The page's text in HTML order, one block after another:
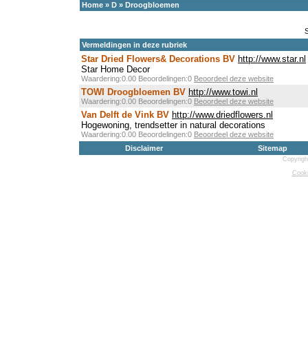
Home » D » Droogbloemen
Vermeldingen in deze rubriek
Star Dried Flowers& Decorations BV http://www.star.nl
Star Home Decor
Waardering:0.00 Beoordelingen:0 Beoordeel deze website
TOWI Droogbloemen BV http://www.towi.nl
Waardering:0.00 Beoordelingen:0 Beoordeel deze website
Van Delft de Vink BV http://www.driedflowers.nl
Hogewoning, trendsetter in natural decorations
Waardering:0.00 Beoordelingen:0 Beoordeel deze website
Disclaimer
Sitemap